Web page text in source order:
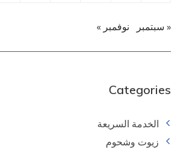
« سبتمبر نوفمبر »
Categories
الخدمة السريعة
زيوت وشحوم